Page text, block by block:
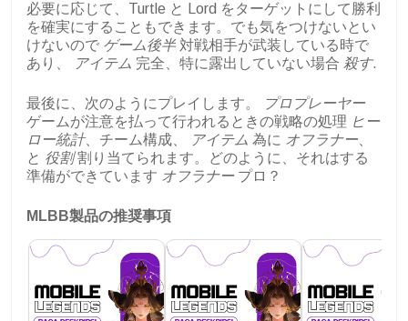
必要に応じて、Turtle と Lord をターゲットにして勝利
を確実にすることもできます。でも気をつけないとい
けないので ゲーム後半対戦相手が武装している時で
あり、
アイテム 完全、特に露出していない場合 殺す.
最後に、次のようにプレイします。
プロプレーヤー
ゲームが注意を払って行われるときの戦略の処理 ヒー
ロー統計、チーム構成、 アイテム 為に オフラナー、
と 役割割り当てられます。どのように、それはする
準備ができています オフラナープロ？
MLBB製品の推奨事項